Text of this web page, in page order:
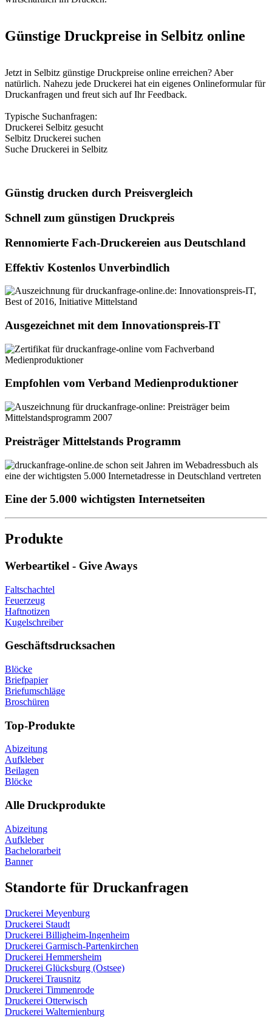
Günstige Druckpreise in Selbitz online
Jetzt in Selbitz günstige Druckpreise online erreichen? Aber
natürlich. Nahezu jede Druckerei hat ein eigenes Onlineformular für
Druckanfragen und freut sich auf Ihr Feedback.
Typische Suchanfragen:
Druckerei Selbitz gesucht
Selbitz Druckerei suchen
Suche Druckerei in Selbitz
Günstig drucken durch Preisvergleich
Schnell zum günstigen Druckpreis
Rennomierte Fach-Druckereien aus Deutschland
Effektiv Kostenlos Unverbindlich
Ausgezeichnet mit dem Innovationspreis-IT
Empfohlen vom Verband Medienproduktioner
Preisträger Mittelstands Programm
Eine der 5.000 wichtigsten Internetseiten
Produkte
Werbeartikel - Give Aways
Faltschachtel
Feuerzeug
Haftnotizen
Kugelschreiber
Geschäftsdrucksachen
Blöcke
Briefpapier
Briefumschläge
Broschüren
Top-Produkte
Abizeitung
Aufkleber
Beilagen
Blöcke
Alle Druckprodukte
Abizeitung
Aufkleber
Bachelorarbeit
Banner
Standorte für Druckanfragen
Druckerei Meyenburg
Druckerei Staudt
Druckerei Billigheim-Ingenheim
Druckerei Garmisch-Partenkirchen
Druckerei Hemmersheim
Druckerei Glücksburg (Ostsee)
Druckerei Trausnitz
Druckerei Timmenrode
Druckerei Otterwisch
Druckerei Walternienburg